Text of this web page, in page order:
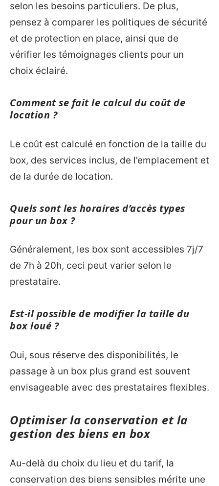
selon les besoins particuliers. De plus,
pensez à comparer les politiques de sécurité
et de protection en place, ainsi que de
vérifier les témoignages clients pour un
choix éclairé.
Comment se fait le calcul du coût de
location ?
Le coût est calculé en fonction de la taille du
box, des services inclus, de l’emplacement et
de la durée de location.
Quels sont les horaires d’accès types
pour un box ?
Généralement, les box sont accessibles 7j/7
de 7h à 20h, ceci peut varier selon le
prestataire.
Est-il possible de modifier la taille du
box loué ?
Oui, sous réserve des disponibilités, le
passage à un box plus grand est souvent
envisageable avec des prestataires flexibles.
Optimiser la conservation et la
gestion des biens en box
Au-delà du choix du lieu et du tarif, la
conservation des biens sensibles mérite une